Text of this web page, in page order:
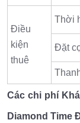
Điều
kiện
thuê
Thời
Đặt
Các chi phí
Diamond Time